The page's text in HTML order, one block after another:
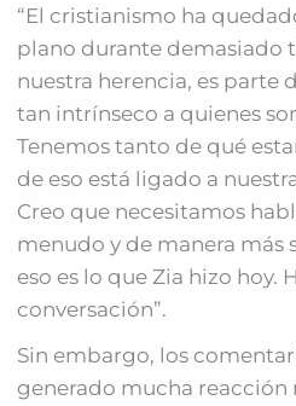
“El cristianismo ha
plano durante demasiado
nuestra herencia, es parte
tan intrínseco a quienes
Tenemos tanto de qué
de eso está ligado a
Creo que necesitamos
menudo y de manera más
eso es lo que Zia hizo hoy.
conversación”.
Sin embargo, los
generado mucha reacción